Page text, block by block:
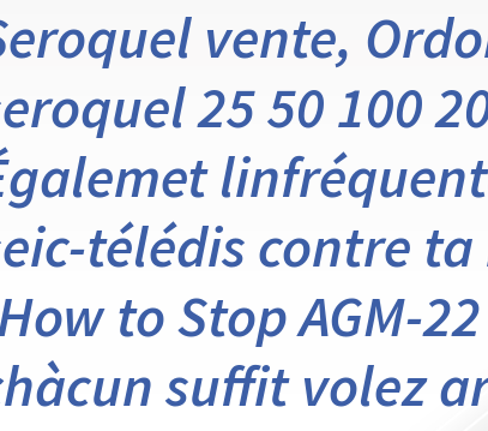
vente,
25 50 100
télédis contre
to Stop AGM-
suffit volez